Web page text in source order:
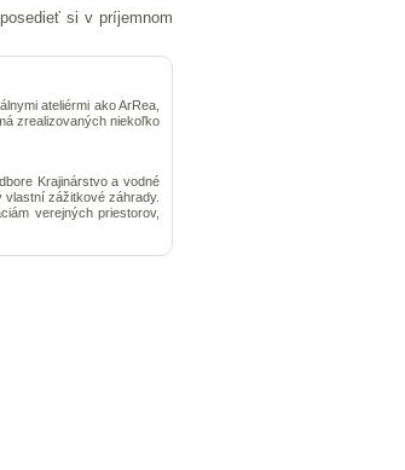
si v príjemnom
ateliérmi ako ArRea,
zrealizovaných niekoľko
Krajinárstvo a vodné
zážitkové záhrady.
verejných priestorov,